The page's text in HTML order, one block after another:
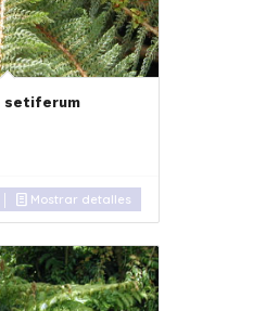
setiferum
Mostrar detalles